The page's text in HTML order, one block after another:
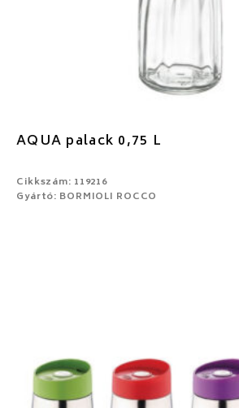
AQUA palack 0,75 L
Cikkszám: 119216
Gyártó: BORMIOLI ROCCO